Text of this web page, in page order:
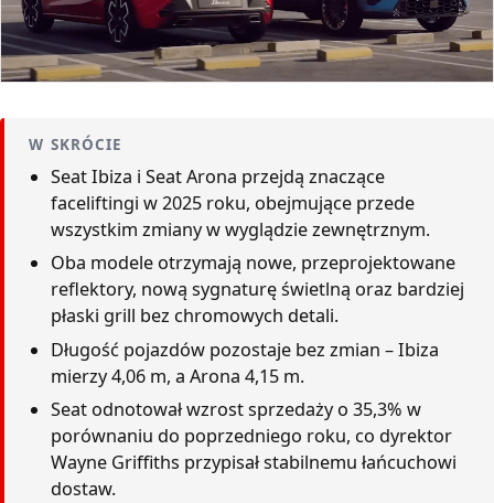
W SKRÓCIE
Seat Ibiza i Seat Arona przejdą znaczące
faceliftingi w 2025 roku, obejmujące przede
wszystkim zmiany w wyglądzie zewnętrznym.
Oba modele otrzymają nowe, przeprojektowane
reflektory, nową sygnaturę świetlną oraz bardziej
płaski grill bez chromowych detali.
Długość pojazdów pozostaje bez zmian – Ibiza
mierzy 4,06 m, a Arona 4,15 m.
Seat odnotował wzrost sprzedaży o 35,3% w
porównaniu do poprzedniego roku, co dyrektor
Wayne Griffiths przypisał stabilnemu łańcuchowi
dostaw.